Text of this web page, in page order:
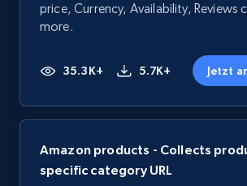
price, Currency, Availability, Reviews
more.
35.3K+ 5.7K+ Jetzt
Amazon products - Collects
specific category URL